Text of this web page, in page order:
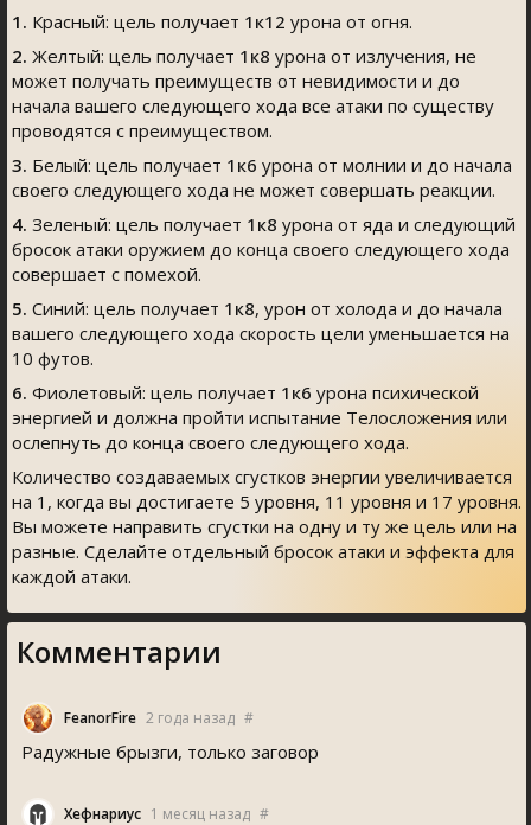
1. Красный: цель получает 1к12 урона от огня.
2. Желтый: цель получает 1к8 урона от излучения, не
может получать преимуществ от невидимости и до
начала вашего следующего хода все атаки по существу
проводятся с преимуществом.
3. Белый: цель получает 1к6 урона от молнии и до начала
своего следующего хода не может совершать реакции.
4. Зеленый: цель получает 1к8 урона от яда и следующий
бросок атаки оружием до конца своего следующего хода
совершает с помехой.
5. Синий: цель получает 1к8, урон от холода и до начала
вашего следующего хода скорость цели уменьшается на
10 футов.
6. Фиолетовый: цель получает 1к6 урона психической
энергией и должна пройти испытание Телосложения или
ослепнуть до конца своего следующего хода.
Количество создаваемых сгустков энергии увеличивается
на 1, когда вы достигаете 5 уровня, 11 уровня и 17 уровня.
Вы можете направить сгустки на одну и ту же цель или на
разные. Сделайте отдельный бросок атаки и эффекта для
каждой атаки.
Комментарии
FeanorFire 2 года назад #
Радужные брызги, только заговор
Хефнариус 1 месяц назад #